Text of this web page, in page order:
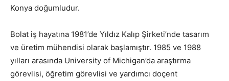
Konya doğumludur.
Bolat iş hayatına 1981’de Yıldız Kalıp Şirketi’nde tasarım
ve üretim mühendisi olarak başlamıştır. 1985 ve 1988
yılları arasında University of Michigan’da araştırma
görevlisi, öğretim görevlisi ve yardımcı doçent